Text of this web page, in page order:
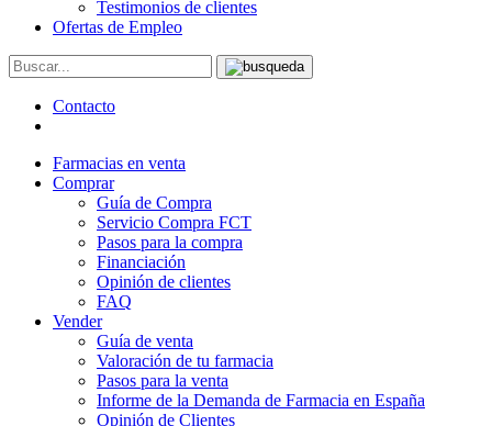
Testimonios de clientes
Ofertas de Empleo
Contacto
Farmacias en venta
Comprar
Guía de Compra
Servicio Compra FCT
Pasos para la compra
Financiación
Opinión de clientes
FAQ
Vender
Guía de venta
Valoración de tu farmacia
Pasos para la venta
Informe de la Demanda de Farmacia en España
Opinión de Clientes